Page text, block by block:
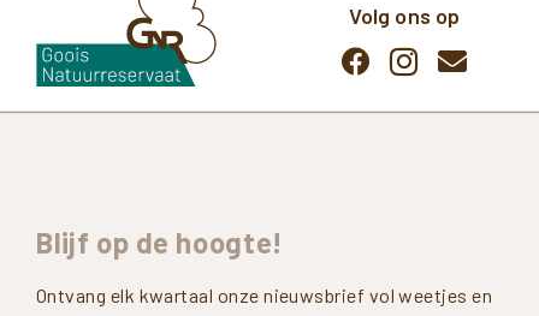
Volg ons op
Blijf op de hoogte!
Ontvang elk kwartaal onze nieuwsbrief vol weetjes en